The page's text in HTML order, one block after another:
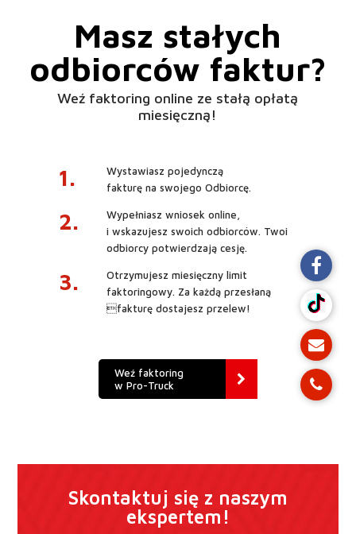
Masz stałych
odbiorców faktur?
Weź faktoring online ze stałą opłatą
miesięczną!
1.
Wystawiasz pojedynczą
fakturę na swojego Odbiorcę.
2.
Wypełniasz wniosek online,
i wskazujesz swoich odbiorców. Twoi
odbiorcy potwierdzają cesję.
3.
Otrzymujesz miesięczny limit
faktoringowy. Za każdą przesłaną
fakturę dostajesz przelew!
Weź faktoring
w Pro-Truck
Skontaktuj się z naszym
ekspertem!